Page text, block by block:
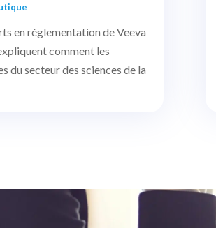
en réglementation de Veeva
comment les
du secteur des sciences de la